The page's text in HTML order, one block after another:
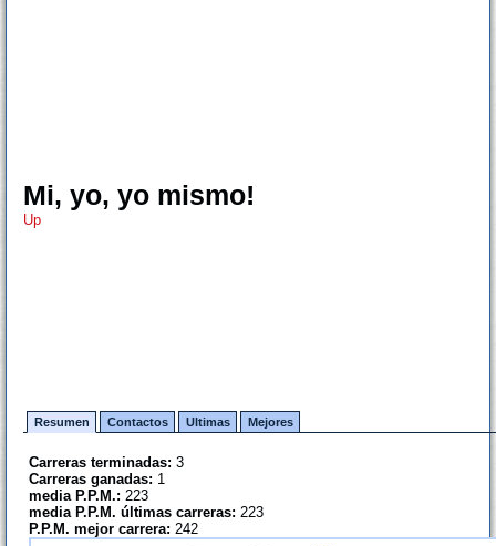
Mi, yo, yo mismo!
Up
Resumen Contactos Ultimas Mejores
Carreras terminadas: 3
Carreras ganadas: 1
media P.P.M.: 223
media P.P.M. últimas carreras: 223
P.P.M. mejor carrera: 242